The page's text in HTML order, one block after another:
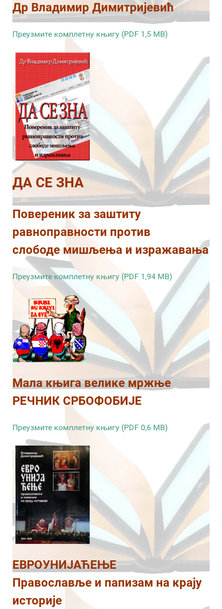
Др Владимир Димитријевић
Преузмите комплетну књигу (PDF 1,5 MB)
ДА СЕ ЗНА
Повереник за заштиту
равноправности против
слободе мишљења и изражавања
Преузмите комплетну књигу (PDF 1,94 MB)
Мала књига велике мржње
РЕЧНИК СРБОФОБИЈЕ
Преузмите комплетну књигу (PDF 0,6 MB)
ЕВРОУНИЈАЋЕЊЕ
Православље и папизам на крају
историје